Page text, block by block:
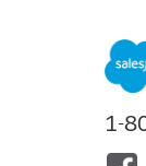
1-